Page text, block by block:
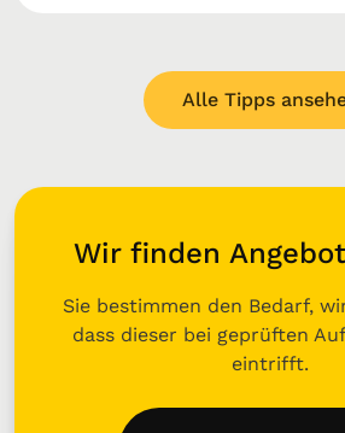
Alle Tipps
Wir finden
Sie bestimmen den Bedarf,
dass dieser bei geprüften
eintrifft.